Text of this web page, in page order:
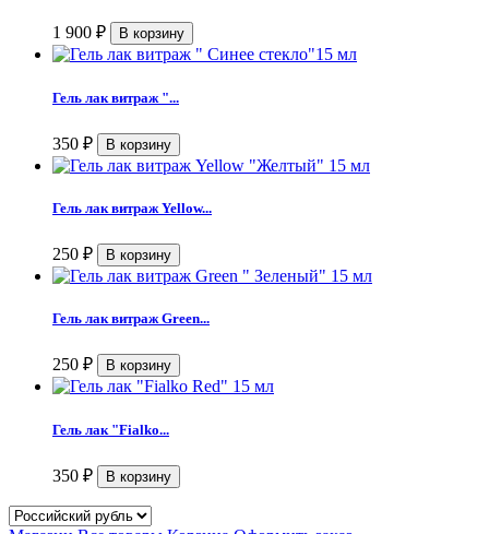
1 900 ₽
Гель лак витраж "...
350 ₽
Гель лак витраж Yellow...
250 ₽
Гель лак витраж Green...
250 ₽
Гель лак "Fialko...
350 ₽